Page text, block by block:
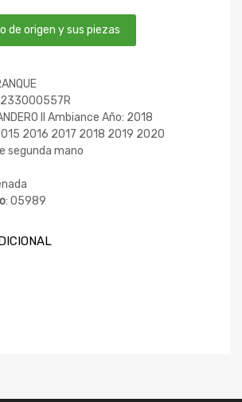
de origen y sus piezas
II Ambiance Año: 2018
2016 2017 2018 2019 2020
segunda mano
: 05989